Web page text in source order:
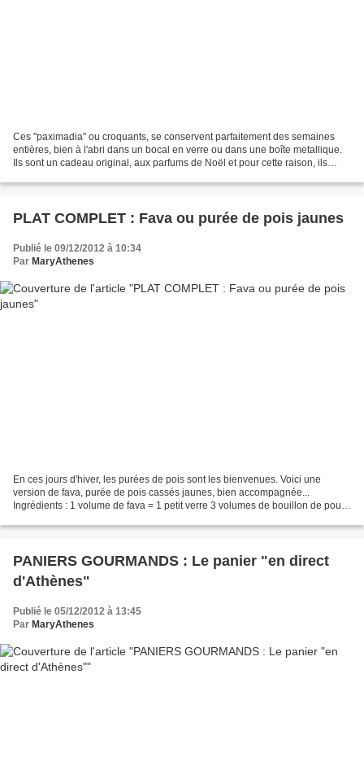
Ces "paximadia" ou croquants, se conservent parfaitement des semaines
entières, bien à l'abri dans un bocal en verre ou dans une boîte metallique.
Ils sont un cadeau original, aux parfums de Noël et pour cette raison, ils
PLAT COMPLET : Fava ou purée de pois jaunes
Publié le 09/12/2012 à 10:34
Par MaryAthenes
En ces jours d'hiver, les purées de pois sont les bienvenues. Voici une
version de fava, purée de pois cassés jaunes, bien accompagnée...
Ingrédients : 1 volume de fava = 1 petit verre 3 volumes de bouillon de poule
PANIERS GOURMANDS : Le panier "en direct
d'Athènes"
Publié le 05/12/2012 à 13:45
Par MaryAthenes